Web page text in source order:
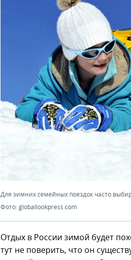
Для зимних семейных поездок часто
Фото: globallookpress.com
Отдых в России зимой будет
тут не поверить, что он